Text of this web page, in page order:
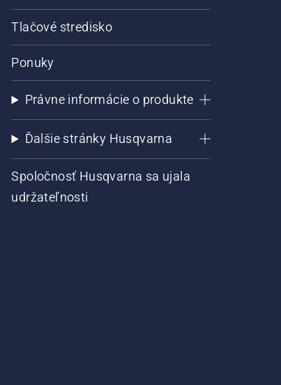
Tlačové stredisko
Ponuky
Právne informácie o produkte
Ďalšie stránky Husqvarna
Spoločnosť Husqvarna sa ujala
udržateľnosti